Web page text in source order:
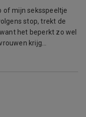
of mijn seksspeeltje
stop, trekt de
het beperkt zo wel
krijg…